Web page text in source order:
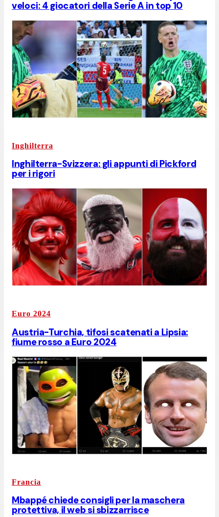
veloci: 4 giocatori della Serie A in top 10
Inghilterra
Inghilterra-Svizzera: gli appunti di Pickford
per i rigori
Euro 2024
Austria-Turchia, tifosi scatenati a Lipsia:
fiume rosso a Euro 2024
Francia
Mbappé chiede consigli per la maschera
protettiva, il web si sbizzarrisce